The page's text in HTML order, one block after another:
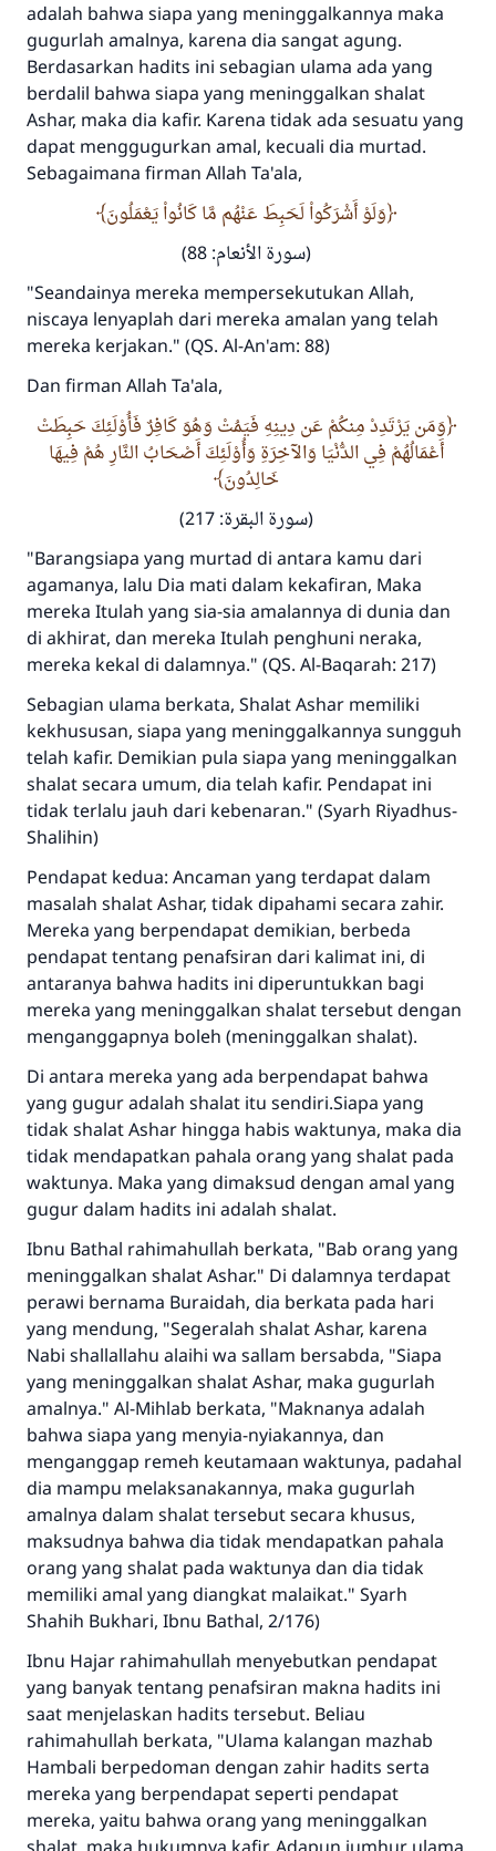
adalah bahwa siapa yang meninggalkannya maka
gugurlah amalnya, karena dia sangat agung.
Berdasarkan hadits ini sebagian ulama ada yang
berdalil bahwa siapa yang meninggalkan shalat
Ashar, maka dia kafir. Karena tidak ada sesuatu yang
dapat menggugurkan amal, kecuali dia murtad.
Sebagaimana firman Allah Ta'ala,
وَلَوْ أَشْرَكُواْ لَحَبِطَ عَنْهُم مَّا كَانُواْ يَعْمَلُونَ
(سورة الأنعام: 88)
"Seandainya mereka mempersekutukan Allah,
niscaya lenyaplah dari mereka amalan yang telah
mereka kerjakan." (QS. Al-An'am: 88)
Dan firman Allah Ta'ala,
وَمَن يَرْتَدِدْ مِنكُمْ عَن دِينِهِ فَيَمُتْ وَهُوَ كَافِرٌ فَأُوْلَئِكَ حَبِطَتْ
أَعْمَالُهُمْ فِي الدُّنْيَا وَالآخِرَةِ وَأُوْلَئِكَ أَصْحَابُ النَّارِ هُمْ فِيهَا
خَالِدُونَ
(سورة البقرة: 217)
"Barangsiapa yang murtad di antara kamu dari
agamanya, lalu Dia mati dalam kekafiran, Maka
mereka Itulah yang sia-sia amalannya di dunia dan
di akhirat, dan mereka Itulah penghuni neraka,
mereka kekal di dalamnya." (QS. Al-Baqarah: 217)
Sebagian ulama berkata, Shalat Ashar memiliki
kekhususan, siapa yang meninggalkannya sungguh
telah kafir. Demikian pula siapa yang meninggalkan
shalat secara umum, dia telah kafir. Pendapat ini
tidak terlalu jauh dari kebenaran." (Syarh Riyadhus-
Shalihin)
Pendapat kedua: Ancaman yang terdapat dalam
masalah shalat Ashar, tidak dipahami secara zahir.
Mereka yang berpendapat demikian, berbeda
pendapat tentang penafsiran dari kalimat ini, di
antaranya bahwa hadits ini diperuntukkan bagi
mereka yang meninggalkan shalat tersebut dengan
menganggapnya boleh (meninggalkan shalat).
Di antara mereka yang ada berpendapat bahwa
yang gugur adalah shalat itu sendiri.Siapa yang
tidak shalat Ashar hingga habis waktunya, maka dia
tidak mendapatkan pahala orang yang shalat pada
waktunya. Maka yang dimaksud dengan amal yang
gugur dalam hadits ini adalah shalat.
Ibnu Bathal rahimahullah berkata, "Bab orang yang
meninggalkan shalat Ashar." Di dalamnya terdapat
perawi bernama Buraidah, dia berkata pada hari
yang mendung, "Segeralah shalat Ashar, karena
Nabi shallallahu alaihi wa sallam bersabda, "Siapa
yang meninggalkan shalat Ashar, maka gugurlah
amalnya." Al-Mihlab berkata, "Maknanya adalah
bahwa siapa yang menyia-nyiakannya, dan
menganggap remeh keutamaan waktunya, padahal
dia mampu melaksanakannya, maka gugurlah
amalnya dalam shalat tersebut secara khusus,
maksudnya bahwa dia tidak mendapatkan pahala
orang yang shalat pada waktunya dan dia tidak
memiliki amal yang diangkat malaikat." Syarh
Shahih Bukhari, Ibnu Bathal, 2/176)
Ibnu Hajar rahimahullah menyebutkan pendapat
yang banyak tentang penafsiran makna hadits ini
saat menjelaskan hadits tersebut. Beliau
rahimahullah berkata, "Ulama kalangan mazhab
Hambali berpedoman dengan zahir hadits serta
mereka yang berpendapat seperti pendapat
mereka, yaitu bahwa orang yang meninggalkan
Jawaban no. 110845
menyelamatkan pernikahan.
Bantu kami dalam memberikan jawaban untuk umat
Rasulullah ﷺ bersabda
"Siapa yang menunjukkan suatu kebaikan,
meka dia akan mendapatkan pahala yang
sama dengan orang yang melakukannya"
MUSLIM, 1893
Saham